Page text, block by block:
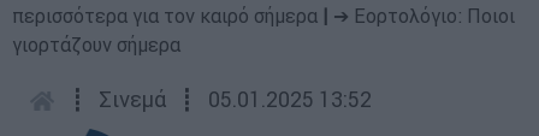
περισσότερα για τον καιρό σήμερα
➔ Εορτολόγιο: Ποιοι
γιορτάζουν σήμερα
┋ Σινεμά ┋ 05.01.2025 13:52